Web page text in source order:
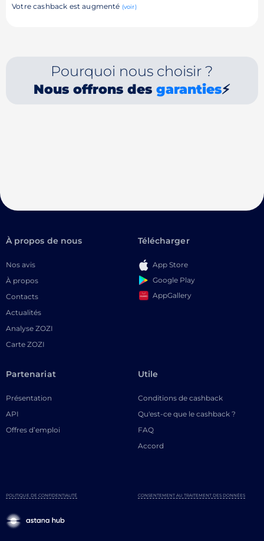
Votre cashback est augmenté (voir)
Pourquoi nous choisir ?
Nous offrons desgaranties⚡
À propos de nous
Nos avis
À propos
Contacts
Actualités
Analyse ZOZI
Carte ZOZI
Télécharger
App Store
Google Play
AppGallery
Partenariat
Présentation
API
Offres d’emploi
Utile
Conditions de cashback
Qu'est-ce que le cashback ?
FAQ
Accord
POLITIQUE DE CONFIDENTIALITÉ CONSENTEMENT AU TRAITEMENT DES DONNÉES